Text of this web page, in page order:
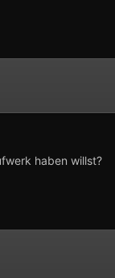
haben willst?